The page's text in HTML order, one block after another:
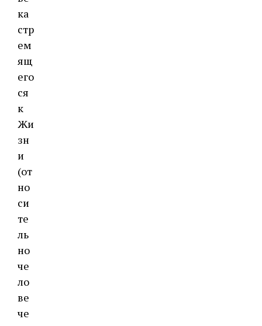
ка
стр
ем
ящ
его
ся
к
Жи
зн
и
(от
но
си
те
ль
но
че
ло
ве
че